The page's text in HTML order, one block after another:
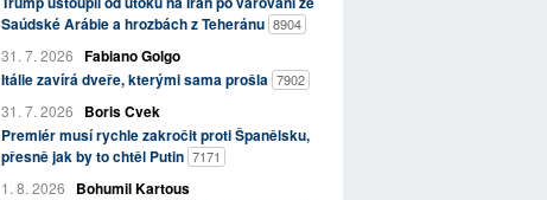
Saúdské Arábie a hrozbách z Teheránu 8904
31. 7. 2026 Fabiano Golgo
Itálie zavírá dveře, kterými sama prošla 7902
31. 7. 2026
Boris Cvek
Premiér musí rychle zakročit proti Španělsku,
přesně jak by to chtěl Putin 7171
1. 8. 2026
Bohumil Kartous